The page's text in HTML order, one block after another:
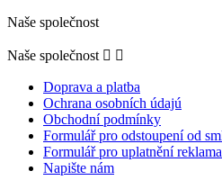
Naše společnost
Naše společnost  
Doprava a platba
Ochrana osobních údajú
Obchodní podmínky
Formulář pro odstoupení od
Formulář pro uplatnění
Napište nám